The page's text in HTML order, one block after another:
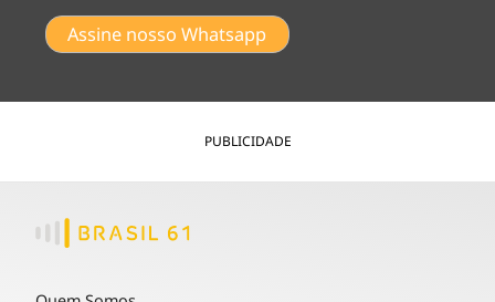
Assine nosso Whatsapp
PUBLICIDADE